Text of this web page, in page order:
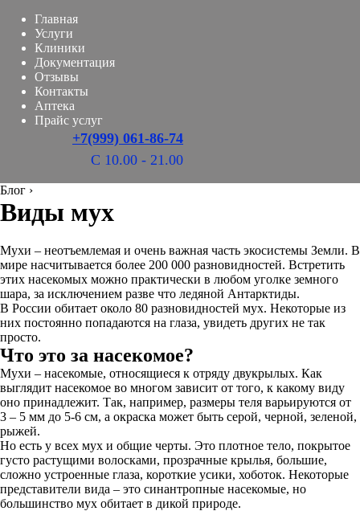
Главная
Услуги
Клиники
Документация
Отзывы
Контакты
Аптека
Прайс услуг
+7(999) 061-86-74
С 10.00 - 21.00
Блог ›
Виды мух
Мухи – неотъемлемая и очень важная часть экосистемы Земли. В
мире насчитывается более 200 000 разновидностей. Встретить
этих насекомых можно практически в любом уголке земного
шара, за исключением разве что ледяной Антарктиды.
В России обитает около 80 разновидностей мух. Некоторые из
них постоянно попадаются на глаза, увидеть других не так
просто.
Что это за насекомое?
Мухи – насекомые, относящиеся к отряду двукрылых. Как
выглядит насекомое во многом зависит от того, к какому виду
оно принадлежит. Так, например, размеры теля варьируются от
3 – 5 мм до 5-6 см, а окраска может быть серой, черной, зеленой,
рыжей.
Но есть у всех мух и общие черты. Это плотное тело, покрытое
густо растущими волосками, прозрачные крылья, большие,
сложно устроенные глаза, короткие усики, хоботок. Некоторые
представители вида – это синантропные насекомые, но
большинство мух обитает в дикой природе.